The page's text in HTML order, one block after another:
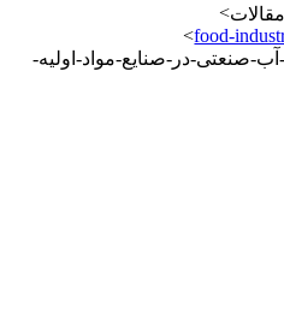
>
food-
>
آب-صنعتی-در-صنایع-مواد-اولیه-